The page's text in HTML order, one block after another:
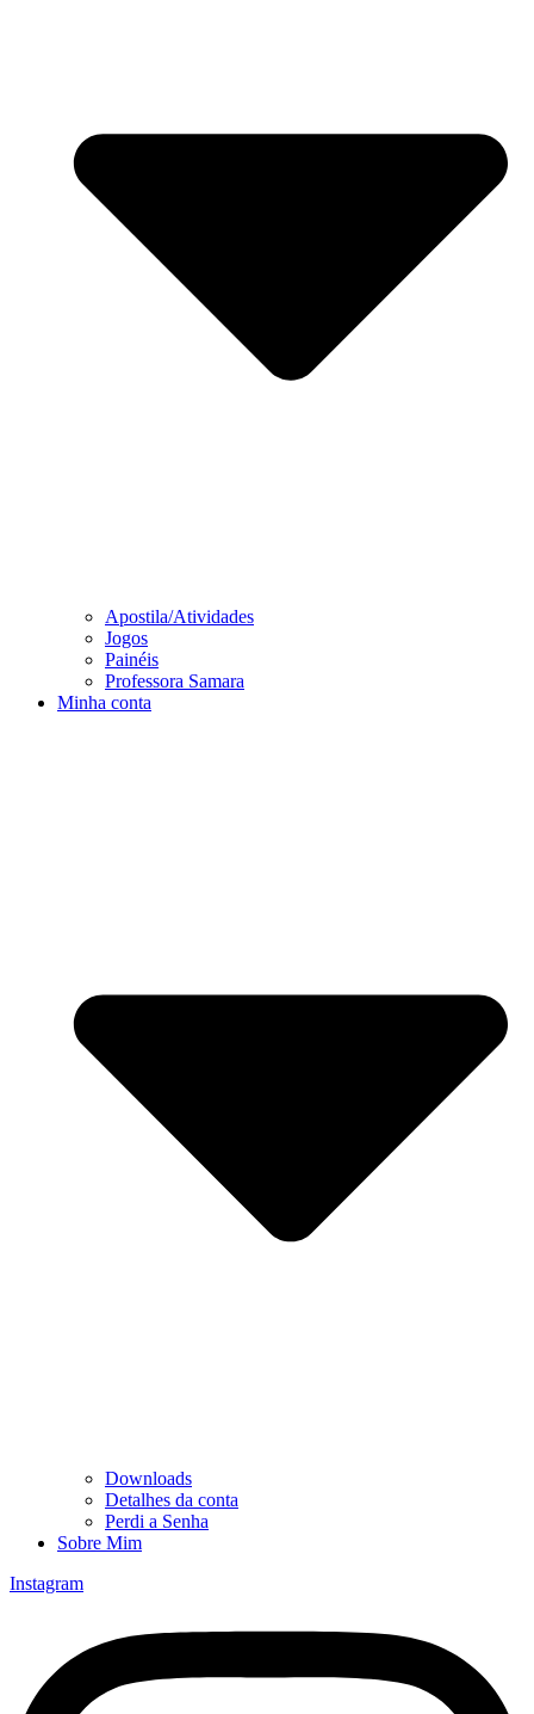
Apostila/Atividades
Jogos
Painéis
Professora Samara
Minha conta
Downloads
Detalhes da conta
Perdi a Senha
Sobre Mim
Instagram